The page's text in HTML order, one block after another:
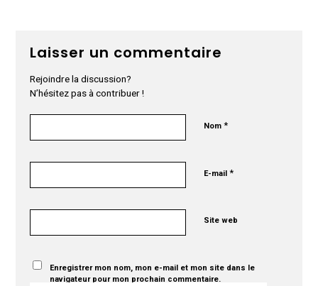
Laisser un commentaire
Rejoindre la discussion?
N’hésitez pas à contribuer !
Nom*
E-mail*
Site web
Enregistrer mon nom, mon e-mail et mon site dans le
navigateur pour mon prochain commentaire.